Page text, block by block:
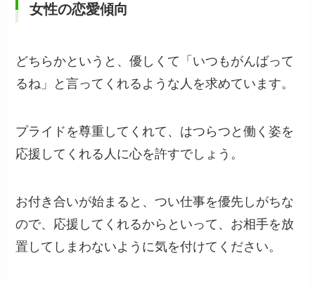
女性の恋愛傾向
どちらかというと、優しくて「いつもがんばって
るね」と言ってくれるような人を求めています。
プライドを尊重してくれて、はつらつと働く姿を
応援してくれる人に心を許すでしょう。
お付き合いが始まると、つい仕事を優先しがちな
ので、応援してくれるからといって、お相手を放
置してしまわないように気を付けてください。